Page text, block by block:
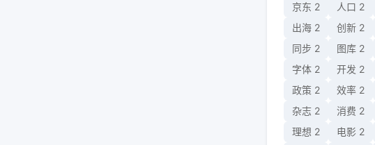
京东 2 人口 2
出海 2 创新 2
同步 2 图库 2
字体 2 开发 2
政策 2 效率 2
杂志 2 消费 2
理想 2 电影 2